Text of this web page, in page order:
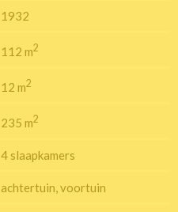
1932
112 m2
12 m2
235 m2
4 slaapkamers
achtertuin, voortuin